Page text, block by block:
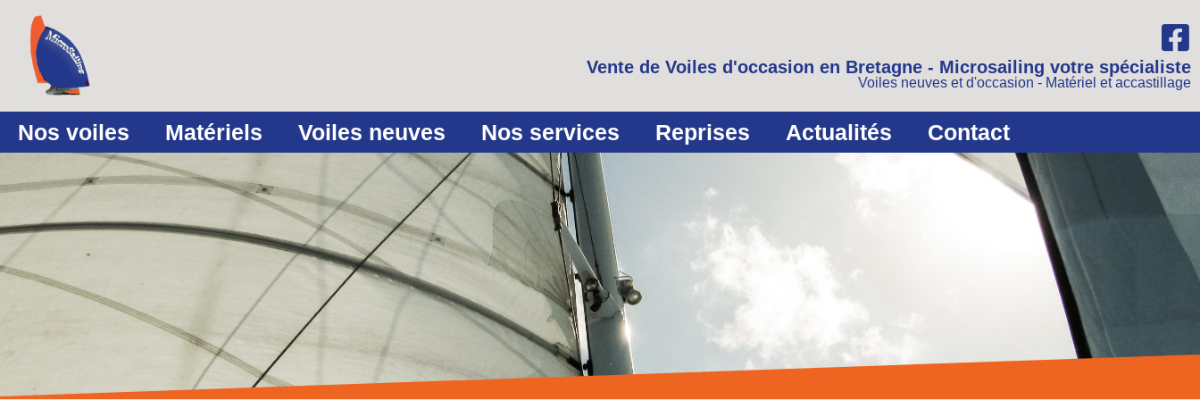
Vente de Voiles d'occasion en Bretagne - Microsailing votre spécialiste
Voiles neuves et d'occasion - Matériel et accastillage
Nos voiles Matériels Voiles neuves Nos services Reprises Actualités Contact